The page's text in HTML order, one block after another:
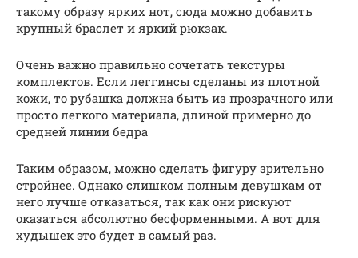
такому образу ярких нот, сюда можно добавить
крупный браслет и яркий рюкзак.
Очень важно правильно сочетать текстуры
комплектов. Если леггинсы сделаны из плотной
кожи, то рубашка должна быть из прозрачного или
просто легкого материала, длиной примерно до
средней линии бедра
Таким образом, можно сделать фигуру зрительно
стройнее. Однако слишком полным девушкам от
него лучше отказаться, так как они рискуют
оказаться абсолютно бесформенными. А вот для
худышек это будет в самый раз.